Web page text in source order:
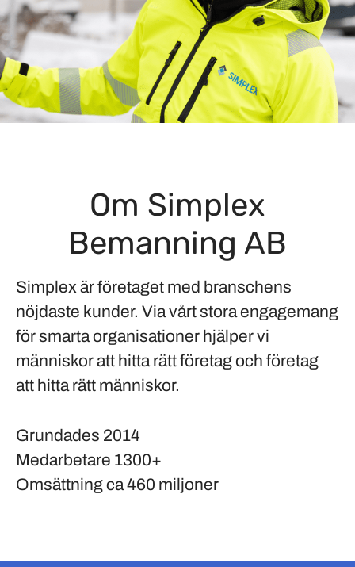
Om Simplex
Bemanning AB
Simplex är företaget med branschens
nöjdaste kunder. Via vårt stora engagemang
för smarta organisationer hjälper vi
människor att hitta rätt företag och företag
att hitta rätt människor.
Grundades 2014
Medarbetare 1300+
Omsättningca 460 miljoner